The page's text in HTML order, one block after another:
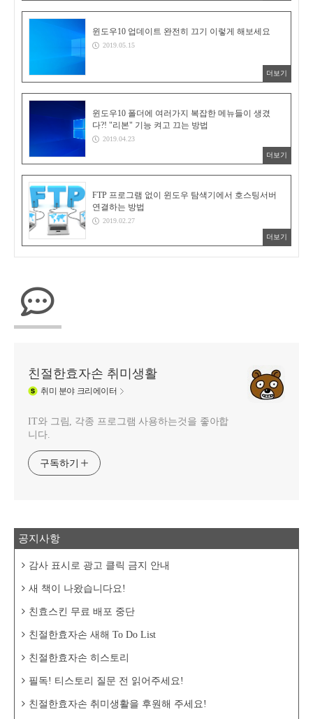
윈도우10 업데이트 완전히 끄기 이렇게 해보세요
2019.05.15
더보기
윈도우10 폴더에 여러가지 복잡한 메뉴들이 생겼
다?! "리본" 기능 켜고 끄는 방법
2019.04.23
더보기
FTP 프로그램 없이 윈도우 탐색기에서 호스팅서버
연결하는 방법
2019.02.27
더보기
친절한효자손 취미생활
취미 분야 크리에이터
IT와 그림, 각종 프로그램 사용하는것을 좋아합
니다.
구독하기
공지사항
감사 표시로 광고 클릭 금지 안내
새 책이 나왔습니다요!
친효스킨 무료 배포 중단
친절한효자손 새해 To Do List
친절한효자손 히스토리
필독! 티스토리 질문 전 읽어주세요!
친절한효자손 취미생활을 후원해 주세요!